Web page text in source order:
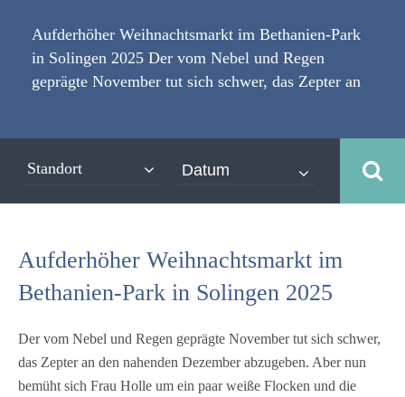
Aufderhöher Weihnachtsmarkt im Bethanien-Park
in Solingen 2025 Der vom Nebel und Regen
geprägte November tut sich schwer, das Zepter an
hektischen Jahr auf Schnee und über eine
besinnliche Adventszeit. [caption
stock.adobe.com[/caption] Viele Menschen freuen
freuen sich auch auf den Besuch der schönsten
der Aufderhöher Weihnachtsmarkt im Bethanien-
Park in Solingen zählt. Die Besucher des
Aufderhöher Weihnachtsmarktes dürfen sich auf
Standort
Aufderhöher Weihnachtsmarkt im
Bethanien-Park in Solingen 2025
Der vom Nebel und Regen geprägte November tut sich schwer,
das Zepter an den nahenden Dezember abzugeben. Aber nun
bemüht sich Frau Holle um ein paar weiße Flocken und die